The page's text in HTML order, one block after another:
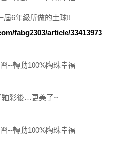
屆6年級所做的土球!!
fabg2303/article/33413973
釉彩後…更美了~